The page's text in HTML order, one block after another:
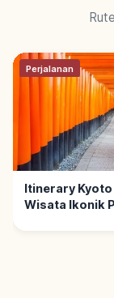
Perjalanan
Itinerary Kyoto
Wisata Ikonik